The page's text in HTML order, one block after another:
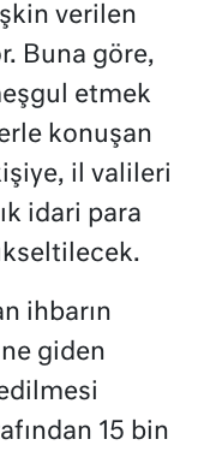
verilen
Buna göre,
etmek
konuşan
il valileri
idari para
ihbarın
giden
15 bin